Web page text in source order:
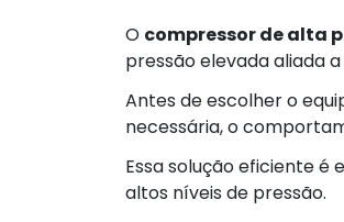
O compressor de alta
pressão elevada aliada
Antes de escolher o
necessária, o
Essa solução eficiente
altos níveis de pressão.